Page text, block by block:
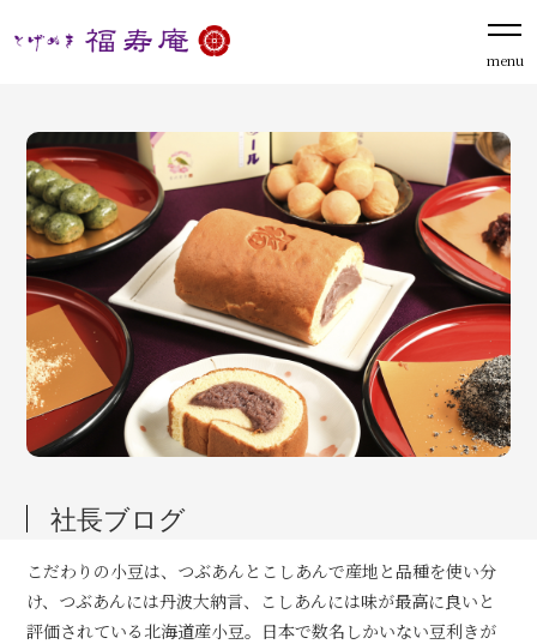
menu
社長ブログ
こだわりの小豆は、つぶあんとこしあんで産地と品種を使い分
け、つぶあんには丹波大納言、こしあんには味が最高に良いと
評価されている北海道産小豆。日本で数名しかいない豆利きが